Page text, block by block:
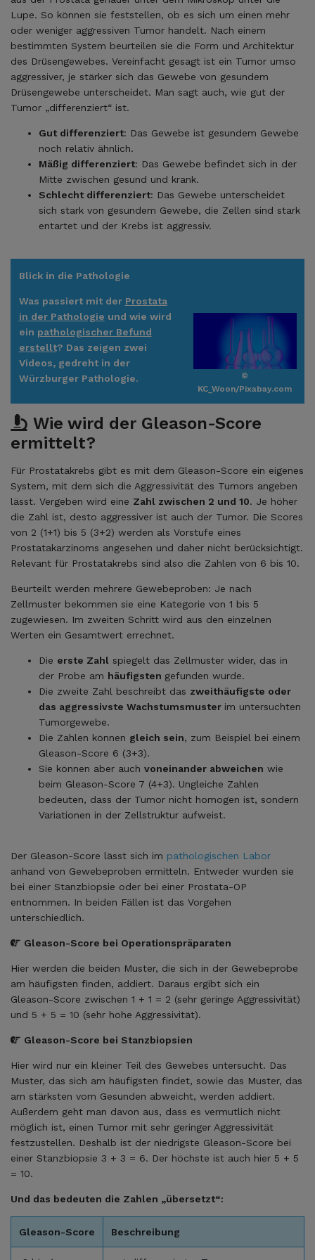
Lupe. So können sie feststellen, ob es sich um einen mehr
oder weniger aggressiven Tumor handelt. Nach einem
bestimmten System beurteilen sie die Form und Architektur
des Drüsengewebes. Vereinfacht gesagt ist ein Tumor umso
aggressiver, je stärker sich das Gewebe von gesundem
Drüsengewebe unterscheidet. Man sagt auch, wie gut der
Tumor „differenziert“ ist.
Gut differenziert: Das Gewebe ist gesundem Gewebe
noch relativ ähnlich.
Mäßig differenziert: Das Gewebe befindet sich in der
Mitte zwischen gesund und krank.
Schlecht differenziert: Das Gewebe unterscheidet
sich stark von gesundem Gewebe, die Zellen sind stark
entartet und der Krebs ist aggressiv.
Blick in die Pathologie
Was passiert mit der Prostata
in der Pathologie und wie wird
ein pathologischer Befund
erstellt? Das zeigen zwei
Videos, gedreht in der
Würzburger Pathologie.
©
KC_Woon/Pixabay.com
Wie wird der Gleason-Score
ermittelt?
Für Prostatakrebs gibt es mit dem Gleason-Score ein eigenes
System, mit dem sich die Aggressivität des Tumors angeben
lässt. Vergeben wird eine Zahl zwischen 2 und 10. Je höher
die Zahl ist, desto aggressiver ist auch der Tumor. Die Scores
von 2 (1+1) bis 5 (3+2) werden als Vorstufe eines
Prostatakarzinoms angesehen und daher nicht berücksichtigt.
Relevant für Prostatakrebs sind also die Zahlen von 6 bis 10.
Beurteilt werden mehrere Gewebeproben: Je nach
Zellmuster bekommen sie eine Kategorie von 1 bis 5
zugewiesen. Im zweiten Schritt wird aus den einzelnen
Werten ein Gesamtwert errechnet.
Die erste Zahl spiegelt das Zellmuster wider, das in
der Probe am häufigsten gefunden wurde.
Die zweite Zahl beschreibt das zweithäufigste oder
das aggressivste Wachstumsmuster im untersuchten
Tumorgewebe.
Die Zahlen können gleich sein, zum Beispiel bei einem
Gleason-Score 6 (3+3).
Sie können aber auch voneinander abweichen wie
beim Gleason-Score 7 (4+3). Ungleiche Zahlen
bedeuten, dass der Tumor nicht homogen ist, sondern
Variationen in der Zellstruktur aufweist.
Der Gleason-Score lässt sich im pathologischen Labor
anhand von Gewebeproben ermitteln. Entweder wurden sie
bei einer Stanzbiopsie oder bei einer Prostata-OP
entnommen. In beiden Fällen ist das Vorgehen
unterschiedlich.
Gleason-Score bei Operationspräparaten
Hier werden die beiden Muster, die sich in der Gewebeprobe
am häufigsten finden, addiert. Daraus ergibt sich ein
Gleason-Score zwischen 1 + 1 = 2 (sehr geringe Aggressivität)
und 5 + 5 = 10 (sehr hohe Aggressivität).
Gleason-Score bei Stanzbiopsien
Hier wird nur ein kleiner Teil des Gewebes untersucht. Das
Muster, das sich am häufigsten findet, sowie das Muster, das
am stärksten vom Gesunden abweicht, werden addiert.
Außerdem geht man davon aus, dass es vermutlich nicht
möglich ist, einen Tumor mit sehr geringer Aggressivität
festzustellen. Deshalb ist der niedrigste Gleason-Score bei
einer Stanzbiopsie 3 + 3 = 6. Der höchste ist auch hier 5 + 5
= 10.
Und das bedeuten die Zahlen „übersetzt“:
Gleason-Score Beschreibung